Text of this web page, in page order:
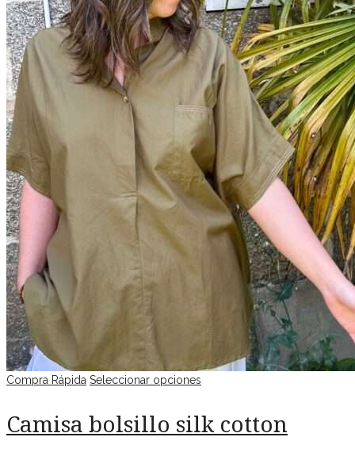
Compra Rápida Seleccionar opciones
Camisa bolsillo silk cotton